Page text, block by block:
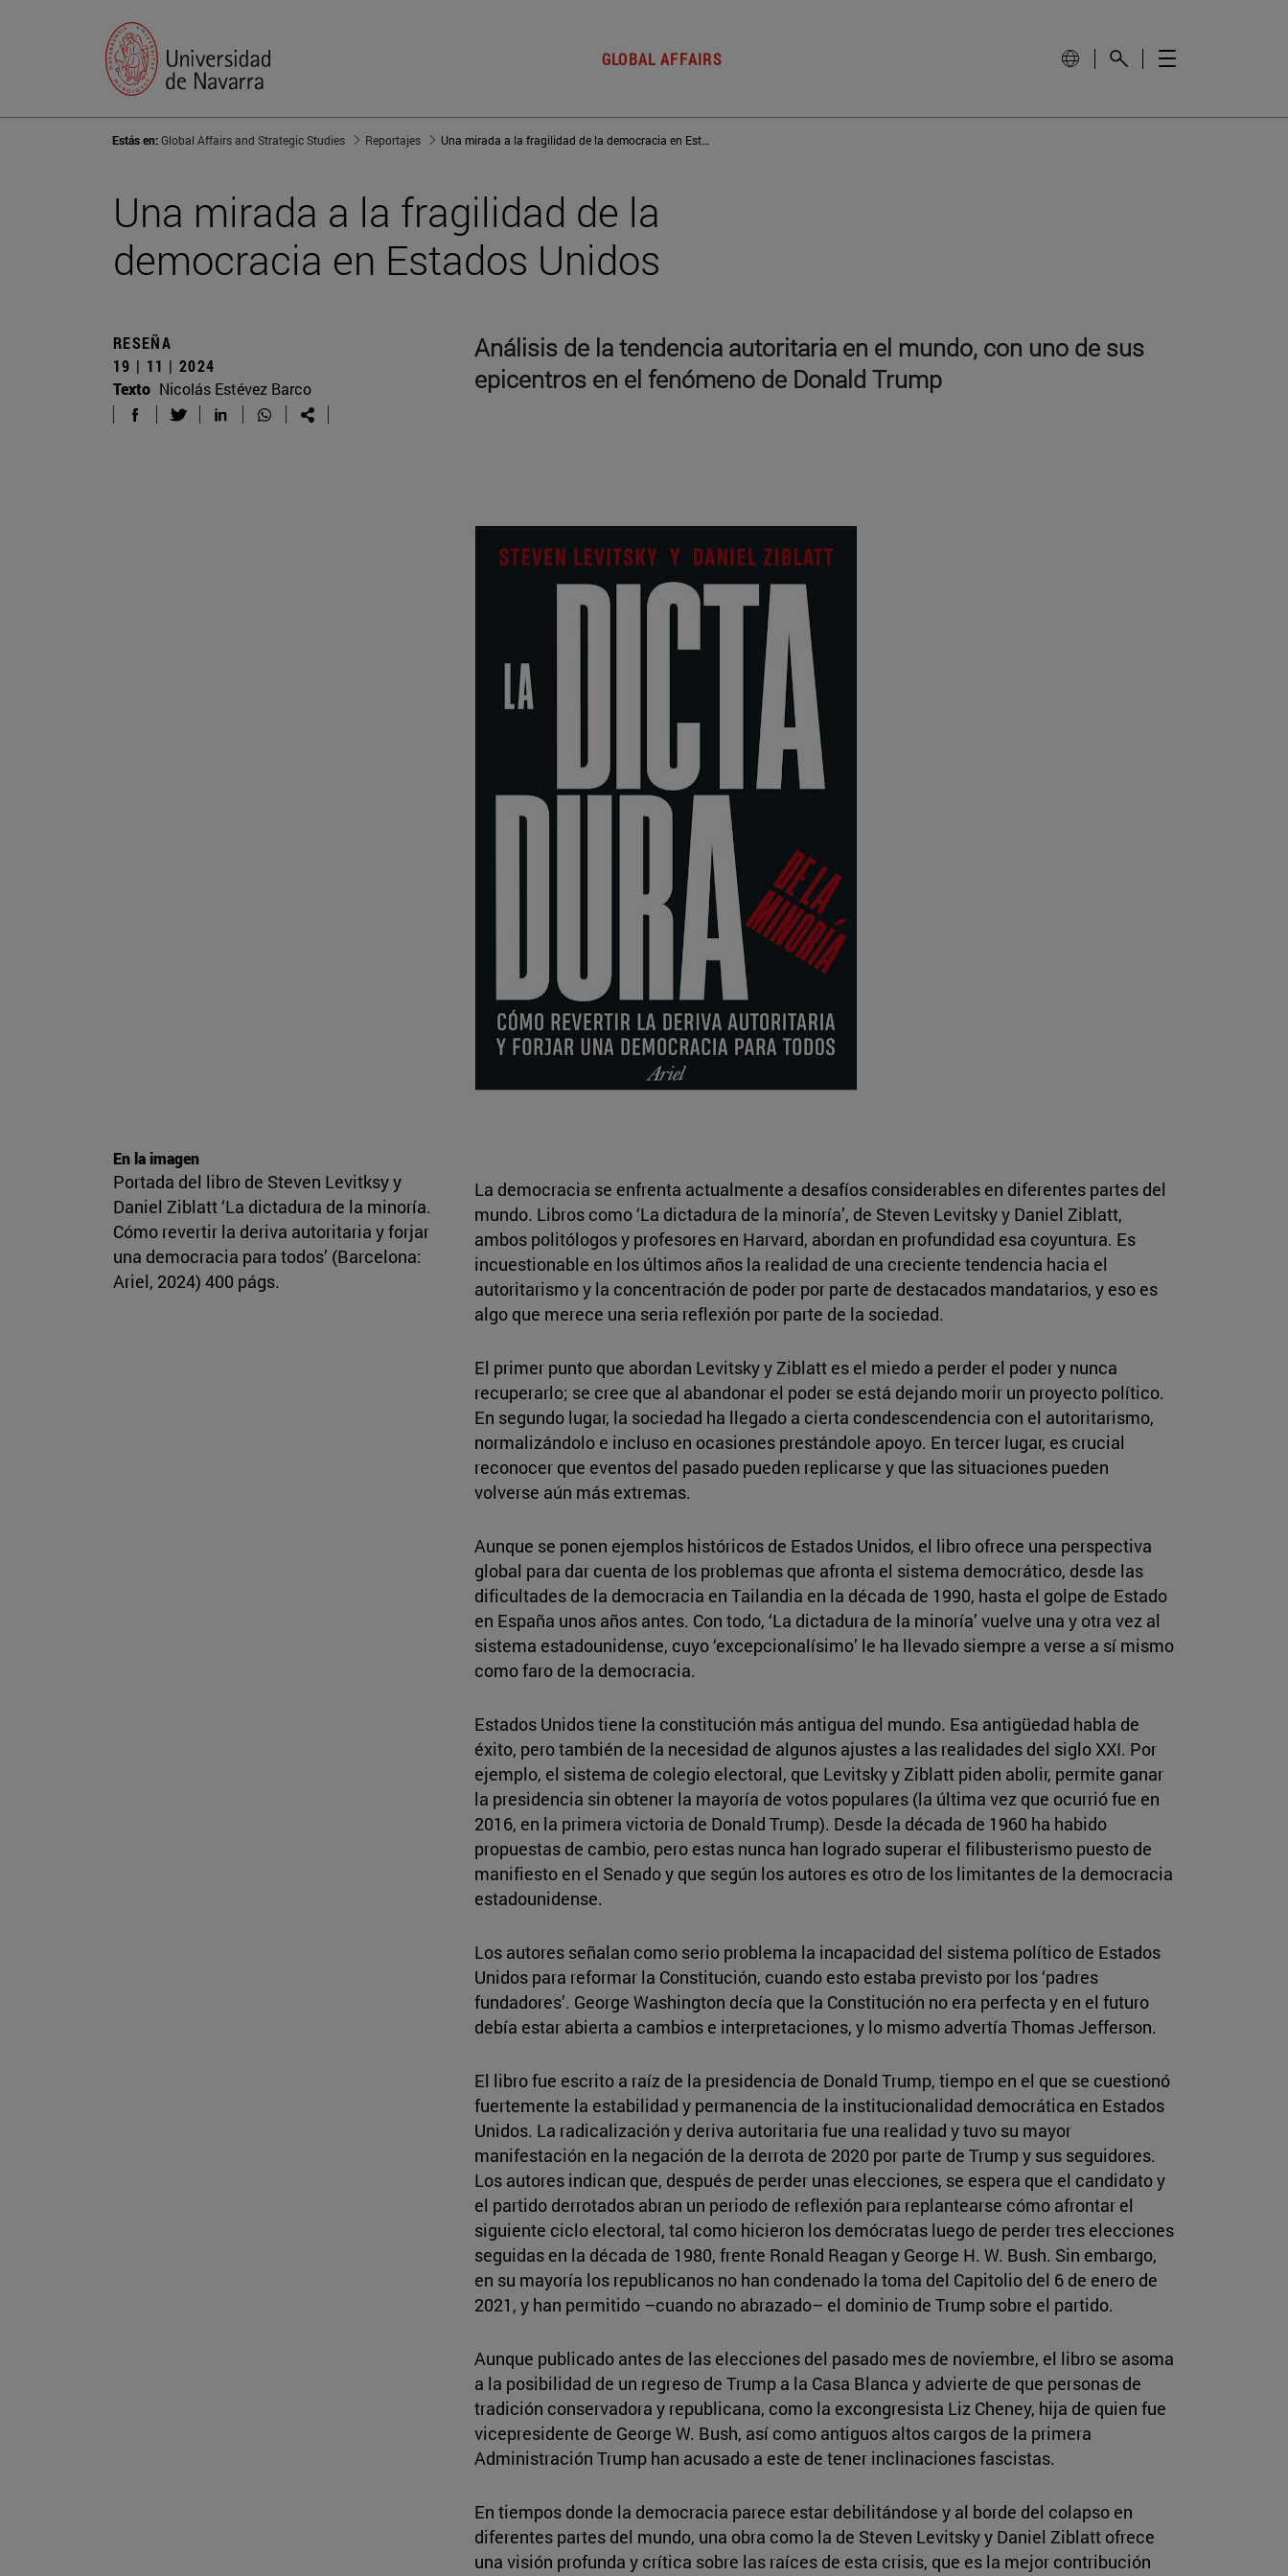
GLOBAL AFFAIRS
Estás en:Global Affairs and Strategic Studies Reportajes Una mirada a la fragilidad de la democracia en Estados Unidos
Una mirada a la fragilidad de la
democracia en Estados Unidos
RESEÑA
19 | 11 | 2024
Texto Nicolás Estévez Barco
Análisis de la tendencia autoritaria en el mundo, con uno de sus
epicentros en el fenómeno de Donald Trump
En la imagen
Portada del libro de Steven Levitksy y
Daniel Ziblatt ‘La dictadura de la minoría.
Cómo revertir la deriva autoritaria y forjar
una democracia para todos’ (Barcelona:
Ariel, 2024) 400 págs.
La democracia se enfrenta actualmente a desafíos considerables en diferentes partes del
mundo. Libros como ‘La dictadura de la minoría’, de Steven Levitsky y Daniel Ziblatt,
ambos politólogos y profesores en Harvard, abordan en profundidad esa coyuntura. Es
incuestionable en los últimos años la realidad de una creciente tendencia hacia el
autoritarismo y la concentración de poder por parte de destacados mandatarios, y eso es
algo que merece una seria reflexión por parte de la sociedad.
El primer punto que abordan Levitsky y Ziblatt es el miedo a perder el poder y nunca
recuperarlo; se cree que al abandonar el poder se está dejando morir un proyecto político.
En segundo lugar, la sociedad ha llegado a cierta condescendencia con el autoritarismo,
normalizándolo e incluso en ocasiones prestándole apoyo. En tercer lugar, es crucial
reconocer que eventos del pasado pueden replicarse y que las situaciones pueden
volverse aún más extremas.
Aunque se ponen ejemplos históricos de Estados Unidos, el libro ofrece una perspectiva
global para dar cuenta de los problemas que afronta el sistema democrático, desde las
dificultades de la democracia en Tailandia en la década de 1990, hasta el golpe de Estado
en España unos años antes. Con todo, ‘La dictadura de la minoría’ vuelve una y otra vez al
sistema estadounidense, cuyo ‘excepcionalísimo’ le ha llevado siempre a verse a sí mismo
como faro de la democracia.
Estados Unidos tiene la constitución más antigua del mundo. Esa antigüedad habla de
éxito, pero también de la necesidad de algunos ajustes a las realidades del siglo XXI. Por
ejemplo, el sistema de colegio electoral, que Levitsky y Ziblatt piden abolir, permite ganar
la presidencia sin obtener la mayoría de votos populares (la última vez que ocurrió fue en
2016, en la primera victoria de Donald Trump). Desde la década de 1960 ha habido
propuestas de cambio, pero estas nunca han logrado superar el filibusterismo puesto de
manifiesto en el Senado y que según los autores es otro de los limitantes de la democracia
estadounidense.
Los autores señalan como serio problema la incapacidad del sistema político de Estados
Unidos para reformar la Constitución, cuando esto estaba previsto por los ‘padres
fundadores’. George Washington decía que la Constitución no era perfecta y en el futuro
debía estar abierta a cambios e interpretaciones, y lo mismo advertía Thomas Jefferson.
El libro fue escrito a raíz de la presidencia de Donald Trump, tiempo en el que se cuestionó
fuertemente la estabilidad y permanencia de la institucionalidad democrática en Estados
Unidos. La radicalización y deriva autoritaria fue una realidad y tuvo su mayor
manifestación en la negación de la derrota de 2020 por parte de Trump y sus seguidores.
Los autores indican que, después de perder unas elecciones, se espera que el candidato y
el partido derrotados abran un periodo de reflexión para replantearse cómo afrontar el
siguiente ciclo electoral, tal como hicieron los demócratas luego de perder tres elecciones
seguidas en la década de 1980, frente Ronald Reagan y George H. W. Bush. Sin embargo,
en su mayoría los republicanos no han condenado la toma del Capitolio del 6 de enero de
2021, y han permitido –cuando no abrazado– el dominio de Trump sobre el partido.
Aunque publicado antes de las elecciones del pasado mes de noviembre, el libro se asoma
a la posibilidad de un regreso de Trump a la Casa Blanca y advierte de que personas de
tradición conservadora y republicana, como la excongresista Liz Cheney, hija de quien fue
vicepresidente de George W. Bush, así como antiguos altos cargos de la primera
Administración Trump han acusado a este de tener inclinaciones fascistas.
En tiempos donde la democracia parece estar debilitándose y al borde del colapso en
diferentes partes del mundo, una obra como la de Steven Levitsky y Daniel Ziblatt ofrece
una visión profunda y crítica sobre las raíces de esta crisis, que es la mejor contribución